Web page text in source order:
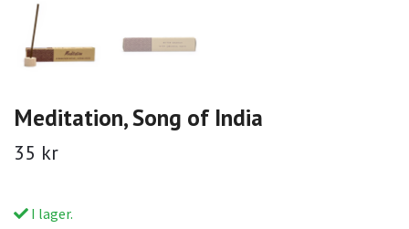
Meditation, Song of India
35 kr
I lager.